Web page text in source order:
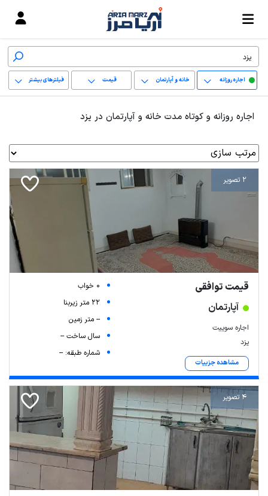
اجاره روزانه خانه و آپارتمان قیمت فیلترهای بیشتر
پاک کردن محدوده
انتخابی
اجاره روزانه و کوتاه مدت خانه و آپارتمان در یزد
2 تصویر
قیمت توافقی
آپارتمان
اجاره سوییت
یزد
مشاهده جزییات
0 خواب
22 متر زیربنا
-- متر زمین
سال ساخت --
شماره طبقه: --
4 تصویر